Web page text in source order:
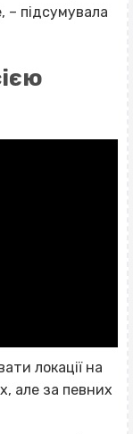
– підсумувала
локації на
але за певних